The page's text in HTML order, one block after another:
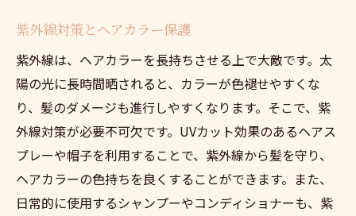
紫外線対策とヘアカラー保護
紫外線は、ヘアカラーを長持ちさせる上で大敵です。太
陽の光に長時間晒されると、カラーが色褪せやすくな
り、髪のダメージも進行しやすくなります。そこで、紫
外線対策が必要不可欠です。UVカット効果のあるヘアス
プレーや帽子を利用することで、紫外線から髪を守り、
ヘアカラーの色持ちを良くすることができます。また、
日常的に使用するシャンプーやコンディショナーも、紫